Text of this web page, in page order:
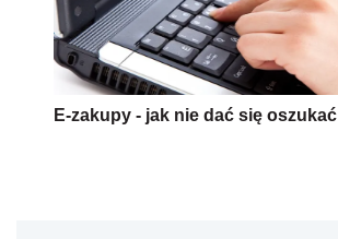
E-zakupy - jak nie dać się oszukać